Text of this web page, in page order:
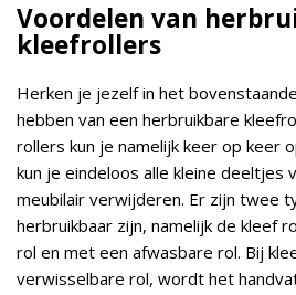
Voordelen van
kleefrollers
Herken je jezelf in het
hebben van een herbruikbare
rollers kun je namelijk keer op keer
kun je eindeloos alle kleine deeltjes
meubilair verwijderen. Er zijn twee
herbruikbaar zijn, namelijk de kleef
rol en met een afwasbare rol. Bij
verwisselbare rol, wordt het